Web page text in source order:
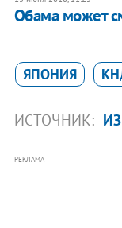
Обама может
ЯПОНИЯ
ИСТОЧНИК:
РЕКЛАМА